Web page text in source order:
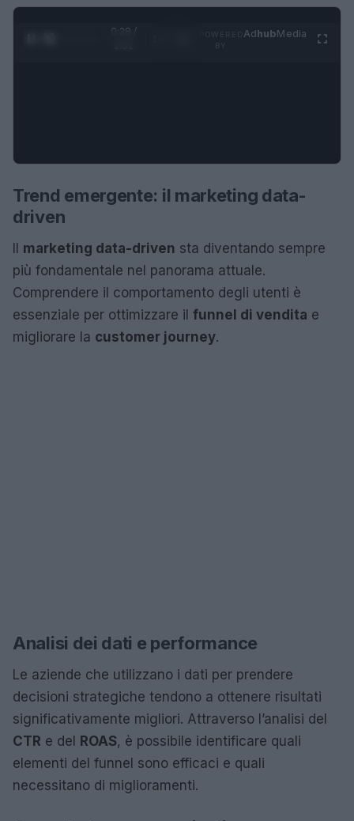
0:28 /
AdhubMedia
Trend emergente: il marketing data-
driven
Il marketing data-driven sta diventando sempre
più fondamentale nel panorama attuale.
Comprendere il comportamento degli utenti è
essenziale per ottimizzare il funnel di vendita e
migliorare la customer journey.
Analisi dei dati e performance
Le aziende che utilizzano i dati per prendere
decisioni strategiche tendono a ottenere risultati
significativamente migliori. Attraverso l’analisi del
CTR e del ROAS, è possibile identificare quali
elementi del funnel sono efficaci e quali
necessitano di miglioramenti.